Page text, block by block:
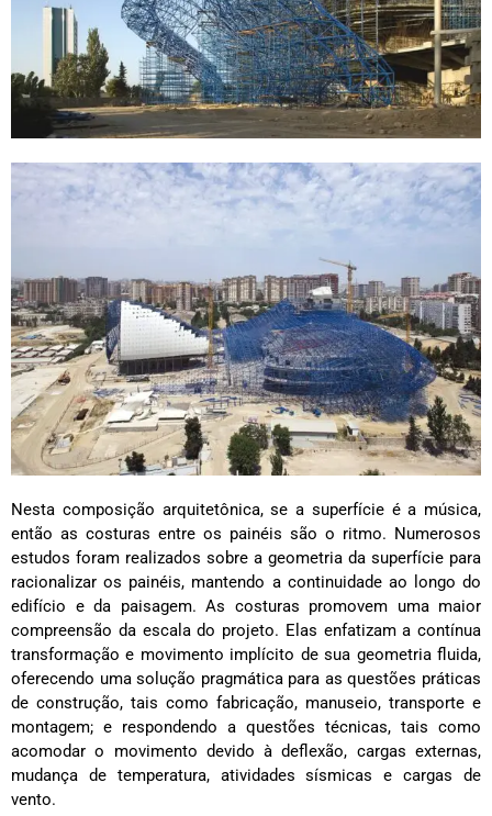
Nesta composição arquitetônica, se a superfície é a música,
então as costuras entre os painéis são o ritmo. Numerosos
estudos foram realizados sobre a geometria da superfície para
racionalizar os painéis, mantendo a continuidade ao longo do
edifício e da paisagem. As costuras promovem uma maior
compreensão da escala do projeto. Elas enfatizam a contínua
transformação e movimento implícito de sua geometria fluida,
oferecendo uma solução pragmática para as questões práticas
de construção, tais como fabricação, manuseio, transporte e
montagem; e respondendo a questões técnicas, tais como
acomodar o movimento devido à deflexão, cargas externas,
mudança de temperatura, atividades sísmicas e cargas de
vento.